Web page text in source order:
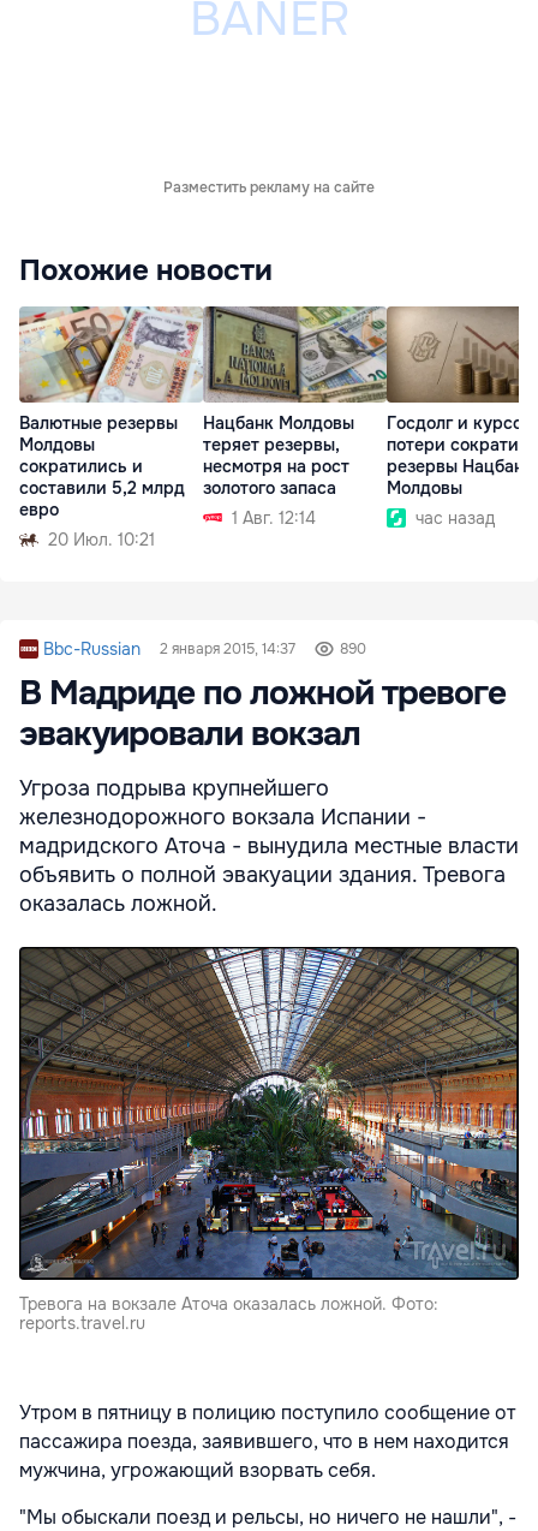
Разместить рекламу на сайте
Похожие новости
Валютные резервы
Молдовы
сократились и
составили 5,2 млрд
евро
20 Июл. 10:21
Нацбанк Молдовы
теряет резервы,
несмотря на рост
золотого запаса
1 Авг. 12:14
Госдолг и
потери сократили
резервы
Молдовы
час назад
Bbc-Russian 2 января 2015, 14:37 890
В Мадриде по ложной тревоге
эвакуировали вокзал
Угроза подрыва крупнейшего
железнодорожного вокзала Испании -
мадридского Аточа - вынудила местные власти
объявить о полной эвакуации здания. Тревога
оказалась ложной.
Тревога на вокзале Аточа оказалась ложной. Фото:
reports.travel.ru
Утром в пятницу в полицию поступило сообщение от
пассажира поезда, заявившего, что в нем находится
мужчина, угрожающий взорвать себя.
"Мы обыскали поезд и рельсы, но ничего не нашли", -